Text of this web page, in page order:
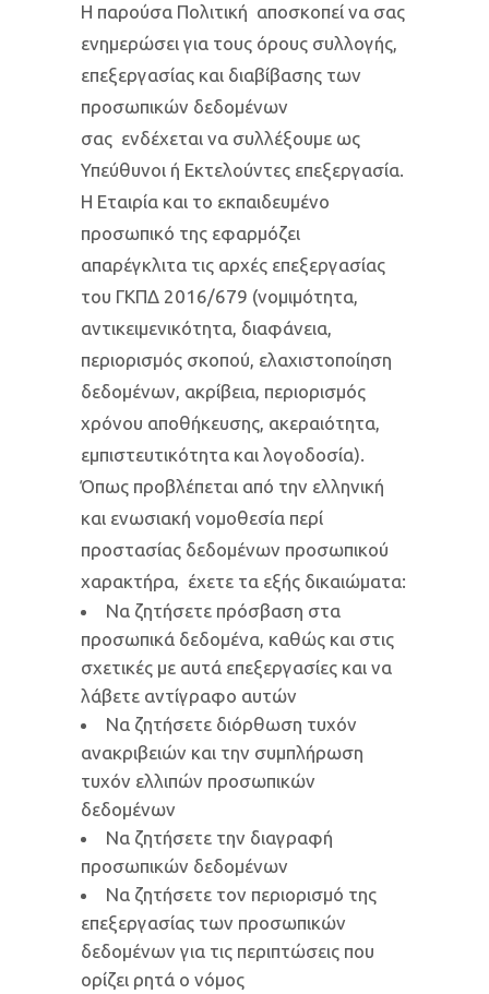
Η παρούσα Πολιτική αποσκοπεί να σας
ενημερώσει για τους όρους συλλογής,
επεξεργασίας και διαβίβασης των
προσωπικών δεδομένων
σας ενδέχεται να συλλέξουμε ως
Υπεύθυνοι ή Εκτελούντες επεξεργασία.
Η Εταιρία και το εκπαιδευμένο
προσωπικό της εφαρμόζει
απαρέγκλιτα τις αρχές επεξεργασίας
του ΓΚΠΔ 2016/679 (νομιμότητα,
αντικειμενικότητα, διαφάνεια,
περιορισμός σκοπού, ελαχιστοποίηση
δεδομένων, ακρίβεια, περιορισμός
χρόνου αποθήκευσης, ακεραιότητα,
εμπιστευτικότητα και λογοδοσία).
Όπως προβλέπεται από την ελληνική
και ενωσιακή νομοθεσία περί
προστασίας δεδομένων προσωπικού
χαρακτήρα, έχετε τα εξής δικαιώματα:
Να ζητήσετε πρόσβαση στα
προσωπικά δεδομένα, καθώς και στις
σχετικές με αυτά επεξεργασίες και να
λάβετε αντίγραφο αυτών
Να ζητήσετε διόρθωση τυχόν
ανακριβειών και την συμπλήρωση
τυχόν ελλιπών προσωπικών
δεδομένων
Να ζητήσετε την διαγραφή
προσωπικών δεδομένων
Να ζητήσετε τον περιορισμό της
επεξεργασίας των προσωπικών
δεδομένων για τις περιπτώσεις που
ορίζει ρητά ο νόμος